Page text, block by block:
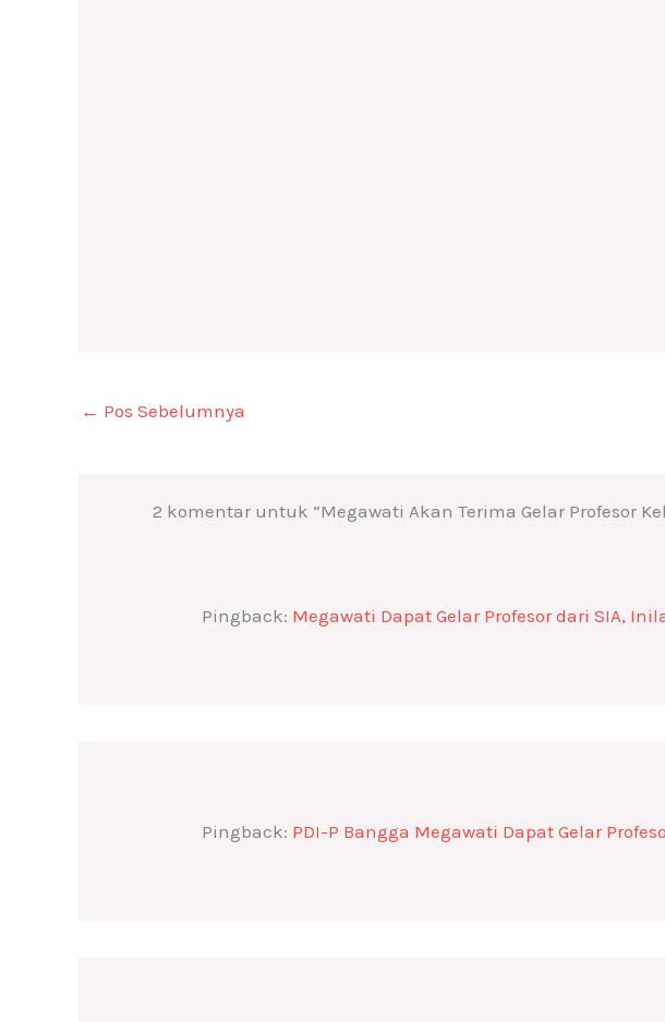
← Pos Sebelumnya
2 komentar untuk “Megawati Akan Terima Gelar Profesor
Pingback: Megawati Dapat Gelar Profesor dari SIA,
Pingback: PDI-P Bangga Megawati Dapat Gelar